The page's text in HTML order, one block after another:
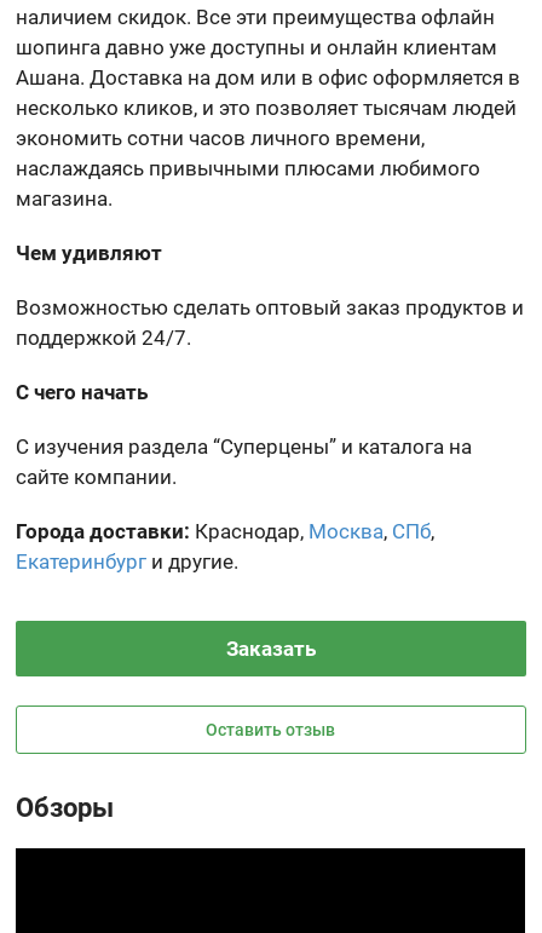
наличием скидок. Все эти преимущества офлайн
шопинга давно уже доступны и онлайн клиентам
Ашана. Доставка на дом или в офис оформляется в
несколько кликов, и это позволяет тысячам людей
экономить сотни часов личного времени,
наслаждаясь привычными плюсами любимого
магазина.
Чем удивляют
Возможностью сделать оптовый заказ продуктов и
поддержкой 24/7.
С чего начать
С изучения раздела “Суперцены” и каталога на
сайте компании.
Города доставки: Краснодар, Москва, СПб,
Екатеринбург и другие.
Заказать
Оставить отзыв
Обзоры